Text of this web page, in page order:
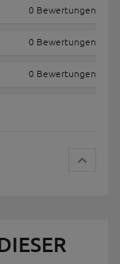
0 Bewertungen
0 Bewertungen
0 Bewertungen